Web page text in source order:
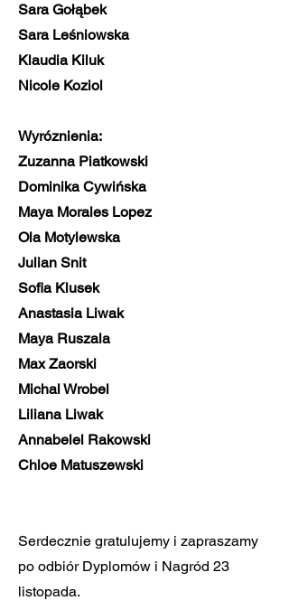
Sara Gołąbek
Sara Leśniowska
Klaudia Kiluk
Nicole Koziol
Wyróznienia:
Zuzanna Piatkowski
Dominika Cywińska
Maya Morales Lopez
Ola Motylewska
Julian Snit
Sofia Klusek
Anastasia Liwak
Maya Ruszala
Max Zaorski
Michal Wrobel
Liliana Liwak
Annabelel Rakowski
Chloe Matuszewski
Serdecznie gratulujemy i zapraszamy
po odbiór Dyplomów i Nagród 23
listopada.​